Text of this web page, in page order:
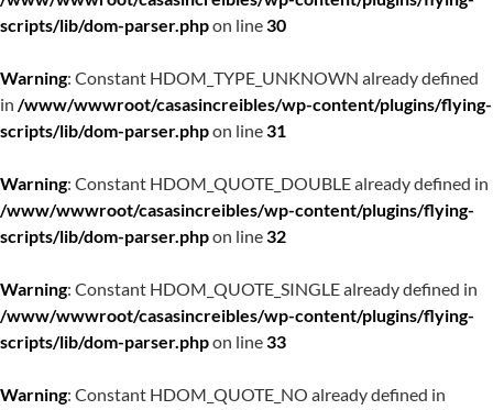
scripts/lib/dom-parser.phpon line30
Warning: Constant HDOM_TYPE_UNKNOWN already defined
in /www/wwwroot/casasincreibles/wp-content/plugins/flying-
scripts/lib/dom-parser.phpon line31
Warning: Constant HDOM_QUOTE_DOUBLE already defined in
/www/wwwroot/casasincreibles/wp-content/plugins/flying-
scripts/lib/dom-parser.phpon line32
Warning: Constant HDOM_QUOTE_SINGLE already defined in
/www/wwwroot/casasincreibles/wp-content/plugins/flying-
scripts/lib/dom-parser.phpon line33
Warning: Constant HDOM_QUOTE_NO already defined in